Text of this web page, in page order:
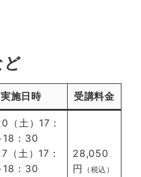
ど
実施日時 受講料金
（土）17：
18：30
（土）17：
18：30
28,050
円
（税込）